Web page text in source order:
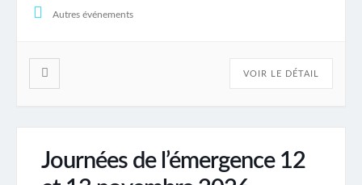
Autres événements
VOIR LE DÉTAIL
Journées de l’émergence 12